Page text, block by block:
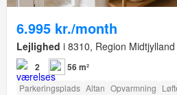
6.995 kr./month
Lejlighed i 8310, Region Midtjylland
2 56 m²
Parkeringsplads Altan Opvarmning